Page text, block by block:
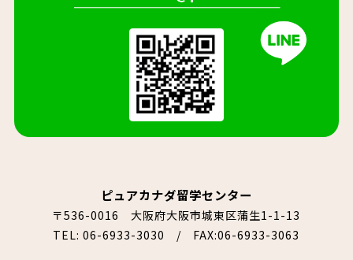
ピュアカナダ留学センター
〒536-0016 大阪府大阪市城東区蒲生1-1-13
TEL:06-6933-3030 / FAX:06-6933-3063